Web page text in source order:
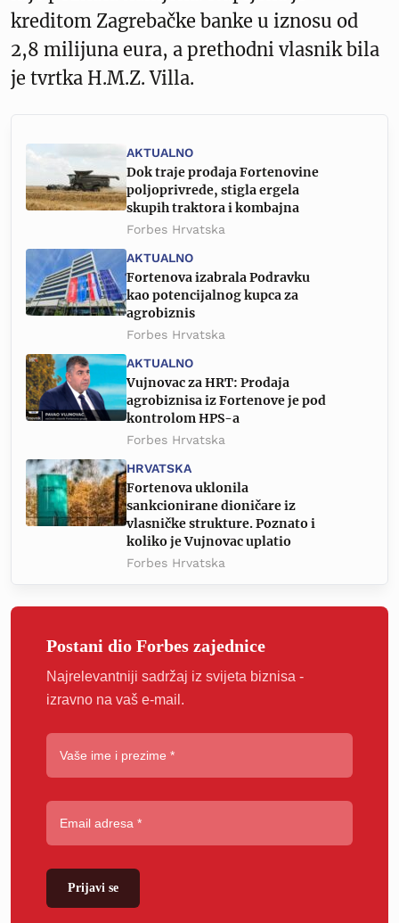
kreditom Zagrebačke banke u iznosu od
2,8 milijuna eura, a prethodni vlasnik bila
je tvrtka H.M.Z. Villa.
AKTUALNO
Dok traje prodaja Fortenovine
poljoprivrede, stigla ergela
skupih traktora i kombajna
Forbes Hrvatska
AKTUALNO
Fortenova izabrala Podravku
kao potencijalnog kupca za
agrobiznis
Forbes Hrvatska
AKTUALNO
Vujnovac za HRT: Prodaja
agrobiznisa iz Fortenove je pod
kontrolom HPS-a
Forbes Hrvatska
HRVATSKA
Fortenova uklonila
sankcionirane dioničare iz
vlasničke strukture. Poznato i
koliko je Vujnovac uplatio
Forbes Hrvatska
Postani dio Forbes zajednice
Najrelevantniji sadržaj iz svijeta biznisa -
izravno na vaš e-mail.
Prijavi se